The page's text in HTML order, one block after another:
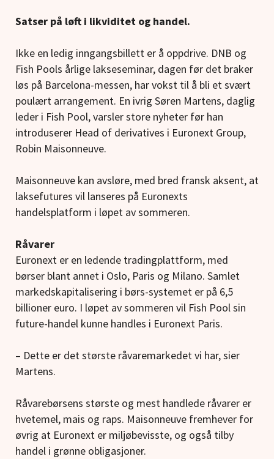
Satser på løft i likviditet og handel.
Ikke en ledig inngangsbillett er å oppdrive. DNB og
Fish Pools årlige lakseseminar, dagen før det braker
løs på Barcelona-messen, har vokst til å bli et svært
poulært arrangement. En ivrig Søren Martens, daglig
leder i Fish Pool, varsler store nyheter før han
introduserer Head of derivatives i Euronext Group,
Robin Maisonneuve.
Maisonneuve kan avsløre, med bred fransk aksent, at
laksefutures vil lanseres på Euronexts
handelsplatform i løpet av sommeren.
Råvarer
Euronext er en ledende tradingplattform, med
børser blant annet i Oslo, Paris og Milano. Samlet
markedskapitalisering i børs-systemet er på 6,5
billioner euro. I løpet av sommeren vil Fish Pool sin
future-handel kunne handles i Euronext Paris.
– Dette er det største råvaremarkedet vi har, sier
Martens.
Råvarebørsens største og mest handlede råvarer er
hvetemel, mais og raps. Maisonneuve fremhever for
øvrig at Euronext er miljøbevisste, og også tilby
handel i grønne obligasjoner.